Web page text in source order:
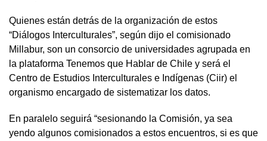
Quienes están detrás de la organización de estos
“Diálogos Interculturales”, según dijo el comisionado
Millabur, son un consorcio de universidades agrupada en
la plataforma Tenemos que Hablar de Chile y será el
Centro de Estudios Interculturales e Indígenas (Ciir) el
organismo encargado de sistematizar los datos.
En paralelo seguirá “sesionando la Comisión, ya sea
yendo algunos comisionados a estos encuentros, si es que